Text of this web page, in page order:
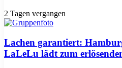
2 Tagen vergangen
Lachen garantiert:
LaLeLu lädt zum